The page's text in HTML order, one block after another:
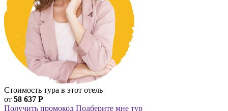
Стоимость тура в этот отель
от 58 637 Р
Получить промокод Подберите мне тур